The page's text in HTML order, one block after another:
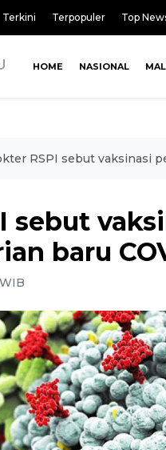
Terkini Terpopuler Top
HOME NASIONAL
RSPI sebut vaksinasi
sebut
baru